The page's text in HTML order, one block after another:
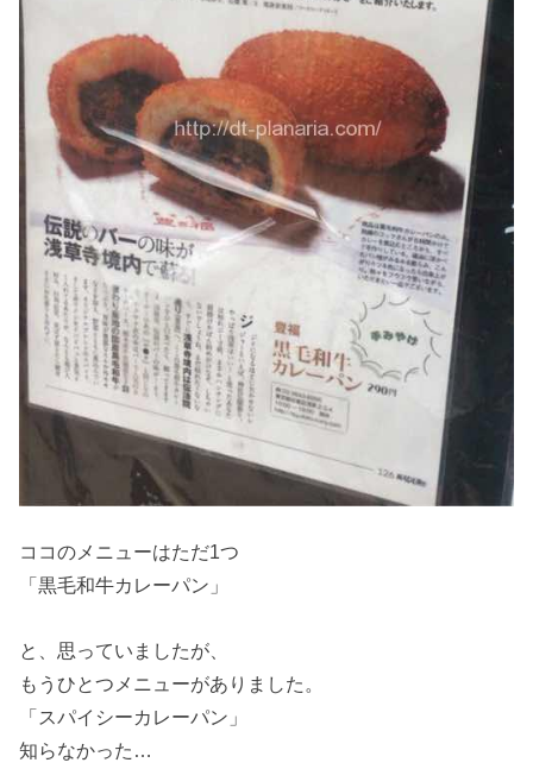
ココのメニューはただ1つ
「黒毛和牛カレーパン」
と、思っていましたが、
もうひとつメニューがありました。
「スパイシーカレーパン」
知らなかった…